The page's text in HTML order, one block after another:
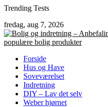
Skip
content
Trending Tests
fredag, aug 7, 2026
Forside
Hus og Have
Soveværelset
Indretning
DIY – Lav det selv
Weber hjørnet